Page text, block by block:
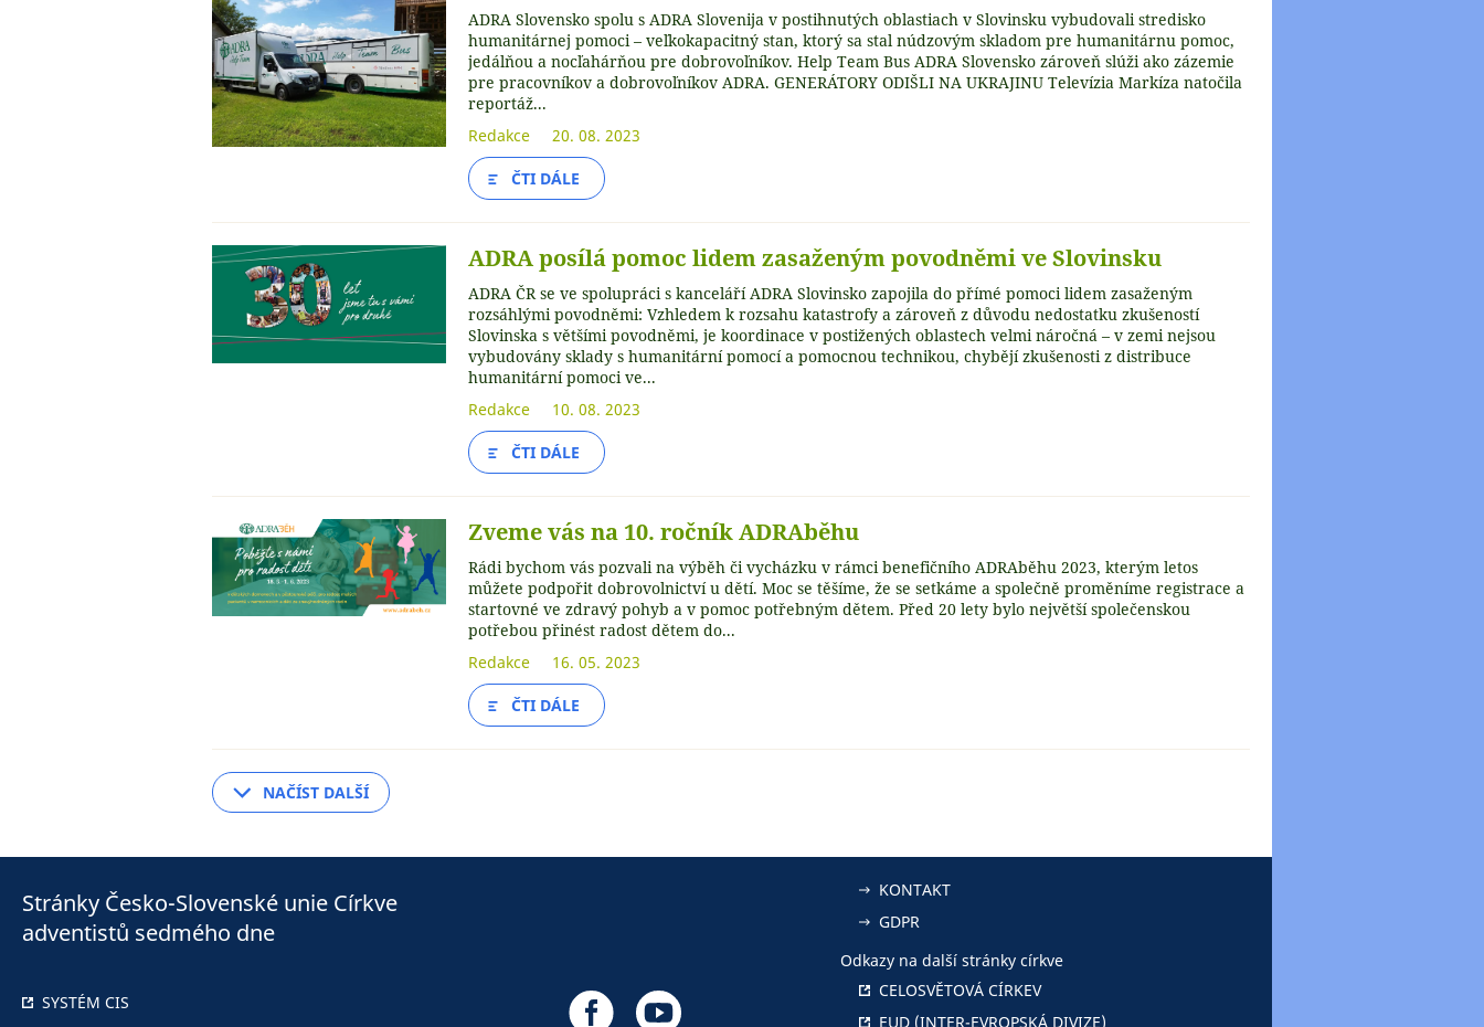
ADRA Slovensko spolu s ADRA Slovenija v postihnutých oblastiach v Slovinsku vybudovali stredisko
humanitárnej pomoci – veľkokapacitný stan, ktorý sa stal núdzovým skladom pre humanitárnu pomoc,
jedálňou a nocľahárňou pre dobrovoľníkov. Help Team Bus ADRA Slovensko zároveň slúži ako zázemie
pre pracovníkov a dobrovoľníkov ADRA. GENERÁTORY ODIŠLI NA UKRAJINU Televízia Markíza natočila
reportáž...
Redakce
20. 08. 2023
ČTI DÁLE
ADRA posílá pomoc lidem zasaženým povodněmi ve Slovinsku
ADRA ČR se ve spolupráci s kanceláří ADRA Slovinsko zapojila do přímé pomoci lidem zasaženým
rozsáhlými povodněmi: Vzhledem k rozsahu katastrofy a zároveň z důvodu nedostatku zkušeností
Slovinska s většími povodněmi, je koordinace v postižených oblastech velmi náročná – v zemi nejsou
vybudovány sklady s humanitární pomocí a pomocnou technikou, chybějí zkušenosti z distribuce
humanitární pomoci ve...
Redakce
10. 08. 2023
ČTI DÁLE
Zveme vás na 10. ročník ADRAběhu
Rádi bychom vás pozvali na výběh či vycházku v rámci benefičního ADRAběhu 2023, kterým letos
můžete podpořit dobrovolnictví u dětí. Moc se těšíme, že se setkáme a společně proměníme registrace a
startovné ve zdravý pohyb a v pomoc potřebným dětem. Před 20 lety bylo největší společenskou
potřebou přinést radost dětem do...
Redakce
16. 05. 2023
ČTI DÁLE
NAČÍST DALŠÍ
Stránky Česko-Slovenské unie Církve
adventistů sedmého dne
SYSTÉM CIS
KONTAKT
GDPR
Odkazy na další stránky církve
CELOSVĚTOVÁ CÍRKEV
EUD (INTER-EVROPSKÁ DIVIZE)